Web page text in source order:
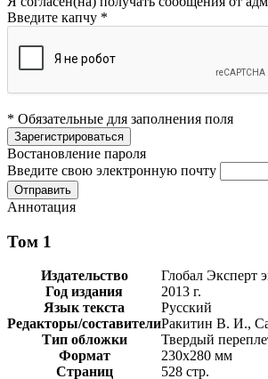
Введите капчу *
* Обязательные для заполнения поля
Востановление пароля
Введите свою электронную почту
Аннотация
Том 1
Издательство
Глобал Эксперт
Год издания
2013 г.
Язык текста
Русский
Редакторы/составителиРакитин В. И.,
Тип обложки
Твердый
Формат
230х280 мм
Страниц
528 стр.